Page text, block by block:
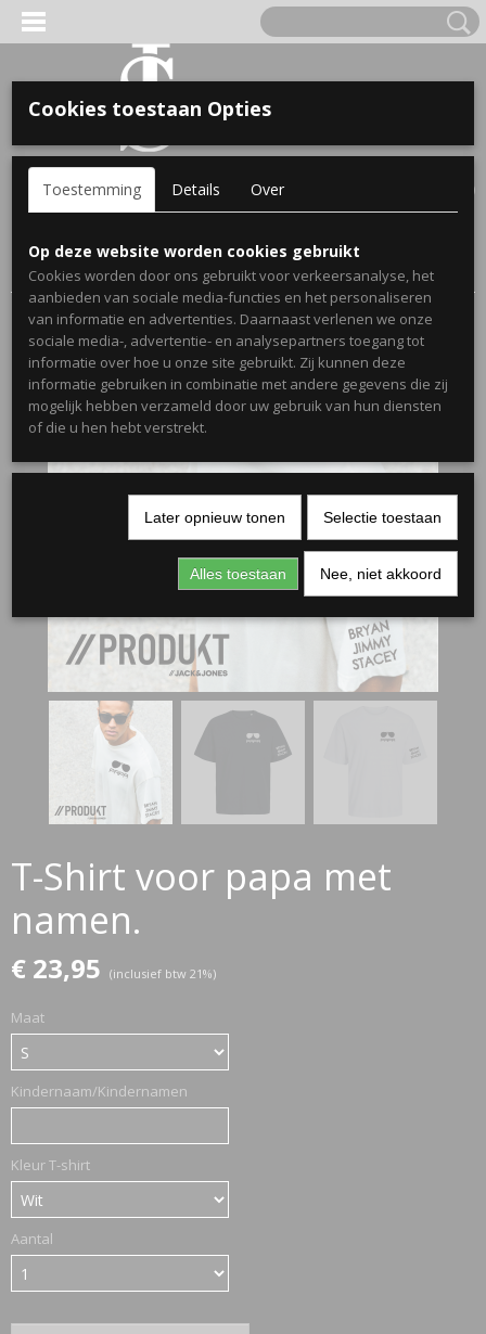
Inloggen Registreren
(0)
Home >Webshop>Leuk voor Papa> T-Shirt voor papa met
namen.
T-Shirt voor papa met
namen.
€ 23,95 (inclusief btw 21%)
Maat
Kindernaam/Kindernamen
Kleur T-shirt
Aantal
VOOR KINDEREN
OPA & OMA.
NAAM EN GEBOORTEJAAR
Cookies toestaan Opties
Toestemming Details Over
Op deze website worden cookies gebruikt
Cookies worden door ons gebruikt voor verkeersanalyse, het
aanbieden van sociale media-functies en het personaliseren
van informatie en advertenties. Daarnaast verlenen we onze
sociale media-, advertentie- en analysepartners toegang tot
informatie over hoe u onze site gebruikt. Zij kunnen deze
informatie gebruiken in combinatie met andere gegevens die zij
mogelijk hebben verzameld door uw gebruik van hun diensten
of die u hen hebt verstrekt.
Later opnieuw tonen Selectie toestaan
Alles toestaan Nee, niet akkoord